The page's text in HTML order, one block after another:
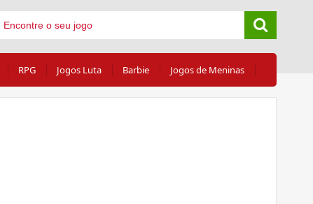
RPG Jogos Luta Barbie Jogos de Meninas